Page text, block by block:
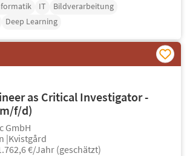
IT
Bildverarbeitung
Deep Learning
as Critical Investigator -
f/d)
GmbH
|Kvistgård
€/Jahr (geschätzt)